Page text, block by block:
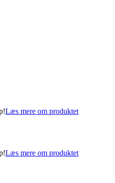
Læs mere om produktet
Læs mere om produktet